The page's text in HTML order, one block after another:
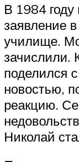
В 1984 году
заявление
училище.
зачислили.
поделился
новостью,
реакцию.
Николай